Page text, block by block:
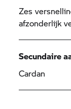
Zes
afzonderlijk
Secundaire
Cardan